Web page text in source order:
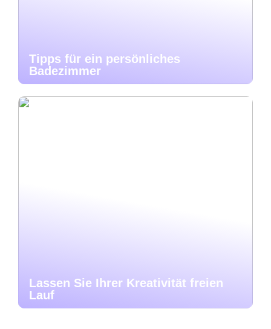
Tipps für ein persönliches
Badezimmer
Lassen Sie Ihrer Kreativität freien
Lauf